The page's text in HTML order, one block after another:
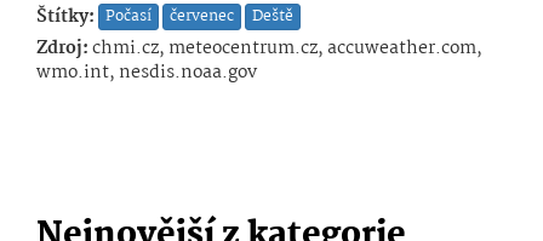
Štítky: Počasí červenec Deště
Zdroj:chmi.cz, meteocentrum.cz, accuweather.com,
wmo.int, nesdis.noaa.gov